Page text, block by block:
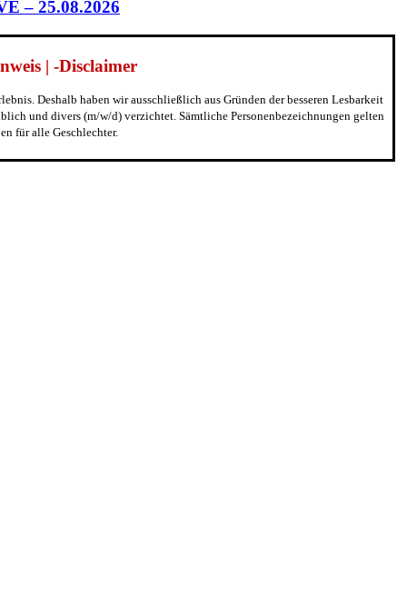
– 25.08.2026
| -Disclaimer
Deshalb haben wir ausschließlich aus Gründen der besseren Lesbarkeit
und divers (m/w/d) verzichtet. Sämtliche Personenbezeichnungen gelten
für alle Geschlechter.